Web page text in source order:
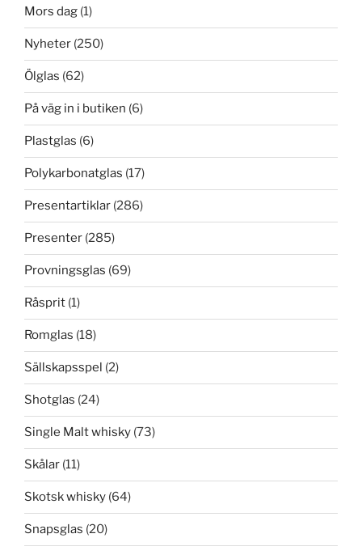
Mors dag (1)
Nyheter (250)
Ölglas (62)
På väg in i butiken (6)
Plastglas (6)
Polykarbonatglas (17)
Presentartiklar (286)
Presenter (285)
Provningsglas (69)
Råsprit (1)
Romglas (18)
Sällskapsspel (2)
Shotglas (24)
Single Malt whisky (73)
Skålar (11)
Skotsk whisky (64)
Snapsglas (20)